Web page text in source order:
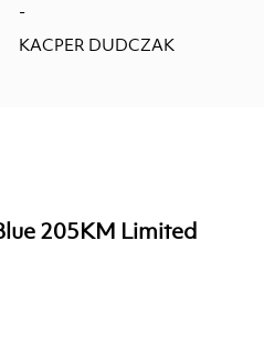
-
KACPER DUDCZAK
205KM Limited